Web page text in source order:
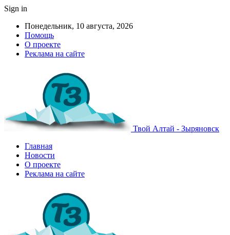
Sign in
Понедельник, 10 августа, 2026
Помощь
О проекте
Реклама на сайте
Твой Алтай - Зыряновск
Главная
Новости
О проекте
Реклама на сайте